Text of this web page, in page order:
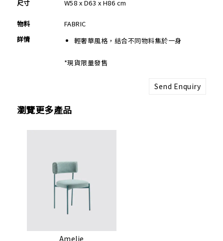
尺寸
W58 x D63 x H86 cm
物料
FABRIC
詳情
輕奢華風格，結合不同物料集於一身
*現貨限量發售
Send Enquiry
瀏覽更多產品
Amelie